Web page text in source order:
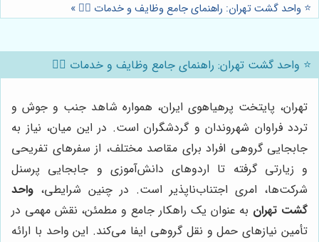
⭐️ واحد گشت تهران: راهنمای جامع وظایف و خدمات 👮‍♂️ »
⭐️ واحد گشت تهران: راهنمای جامع وظایف و خدمات 👮‍♂️
تهران، پایتخت پرهیاهوی ایران، همواره شاهد جنب و جوش و
تردد فراوان شهروندان و گردشگران است. در این میان، نیاز به
جابجایی گروهی افراد برای مقاصد مختلف، از سفرهای تفریحی
و زیارتی گرفته تا اردوهای دانش‌آموزی و جابجایی پرسنل
شرکت‌ها، امری اجتناب‌ناپذیر است. در چنین شرایطی، واحد
گشت تهران به عنوان یک راهکار جامع و مطمئن، نقش مهمی در
تأمین نیازهای حمل و نقل گروهی ایفا می‌کند. این واحد با ارائه